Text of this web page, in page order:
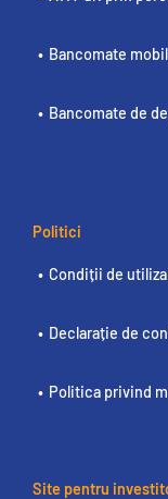
Bancomate
Bancomate de
Politici
Condiții de
Declarație de
Politica privind
Site pentru